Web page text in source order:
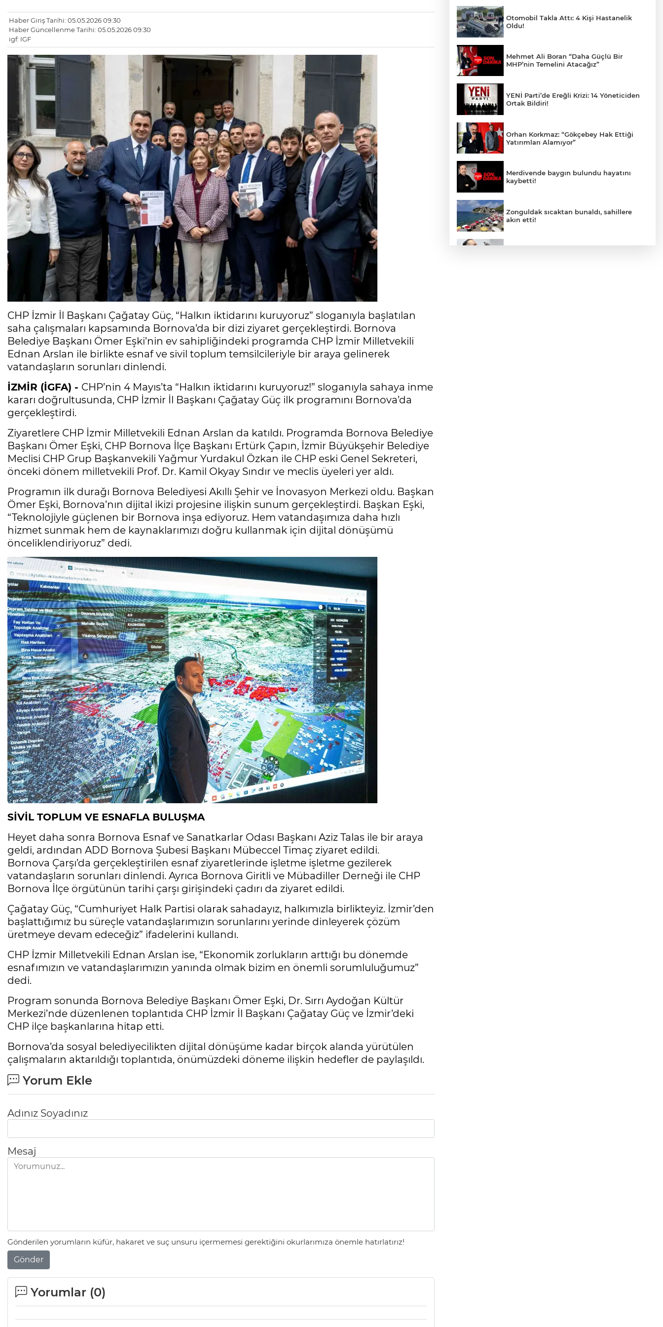
Haber Giriş Tarihi: 05.05.2026 09:30
Haber Güncellenme Tarihi: 05.05.2026 09:30
igf: IGF
CHP İzmir İl Başkanı Çağatay Güç, “Halkın iktidarını kuruyoruz” sloganıyla başlatılan
saha çalışmaları kapsamında Bornova’da bir dizi ziyaret gerçekleştirdi. Bornova
Belediye Başkanı Ömer Eşki’nin ev sahipliğindeki programda CHP İzmir Milletvekili
Ednan Arslan ile birlikte esnaf ve sivil toplum temsilcileriyle bir araya gelinerek
vatandaşların sorunları dinlendi.
İZMİR (İGFA) - CHP’nin 4 Mayıs’ta “Halkın iktidarını kuruyoruz!” sloganıyla sahaya inme
kararı doğrultusunda, CHP İzmir İl Başkanı Çağatay Güç ilk programını Bornova’da
gerçekleştirdi.
Ziyaretlere CHP İzmir Milletvekili Ednan Arslan da katıldı. Programda Bornova Belediye
Başkanı Ömer Eşki, CHP Bornova İlçe Başkanı Ertürk Çapın, İzmir Büyükşehir Belediye
Meclisi CHP Grup Başkanvekili Yağmur Yurdakul Özkan ile CHP eski Genel Sekreteri,
önceki dönem milletvekili Prof. Dr. Kamil Okyay Sındır ve meclis üyeleri yer aldı.
Programın ilk durağı Bornova Belediyesi Akıllı Şehir ve İnovasyon Merkezi oldu. Başkan
Ömer Eşki, Bornova’nın dijital ikizi projesine ilişkin sunum gerçekleştirdi. Başkan Eşki,
“Teknolojiyle güçlenen bir Bornova inşa ediyoruz. Hem vatandaşımıza daha hızlı
hizmet sunmak hem de kaynaklarımızı doğru kullanmak için dijital dönüşümü
önceliklendiriyoruz” dedi.
SİVİL TOPLUM VE ESNAFLA BULUŞMA
Heyet daha sonra Bornova Esnaf ve Sanatkarlar Odası Başkanı Aziz Talas ile bir araya
geldi, ardından ADD Bornova Şubesi Başkanı Mübeccel Timaç ziyaret edildi.
Bornova Çarşı’da gerçekleştirilen esnaf ziyaretlerinde işletme işletme gezilerek
vatandaşların sorunları dinlendi. Ayrıca Bornova Giritli ve Mübadiller Derneği ile CHP
Bornova İlçe örgütünün tarihi çarşı girişindeki çadırı da ziyaret edildi.
Çağatay Güç, “Cumhuriyet Halk Partisi olarak sahadayız, halkımızla birlikteyiz. İzmir’den
başlattığımız bu süreçle vatandaşlarımızın sorunlarını yerinde dinleyerek çözüm
üretmeye devam edeceğiz” ifadelerini kullandı.
CHP İzmir Milletvekili Ednan Arslan ise, “Ekonomik zorlukların arttığı bu dönemde
esnafımızın ve vatandaşlarımızın yanında olmak bizim en önemli sorumluluğumuz”
dedi.
Program sonunda Bornova Belediye Başkanı Ömer Eşki, Dr. Sırrı Aydoğan Kültür
Merkezi’nde düzenlenen toplantıda CHP İzmir İl Başkanı Çağatay Güç ve İzmir’deki
CHP ilçe başkanlarına hitap etti.
Bornova’da sosyal belediyecilikten dijital dönüşüme kadar birçok alanda yürütülen
çalışmaların aktarıldığı toplantıda, önümüzdeki döneme ilişkin hedefler de paylaşıldı.
Yorum Ekle
Adınız Soyadınız
Mesaj
Gönderilen yorumların küfür, hakaret ve suç unsuru içermemesi gerektiğini okurlarımıza önemle hatırlatırız!
Gönder
Yorumlar (0)
Otomobil Takla Attı: 4 Kişi Hastanelik
Oldu!
Mehmet Ali Boran “Daha Güçlü Bir
MHP’nin Temelini Atacağız”
YENİ Parti’de Ereğli Krizi: 14 Yöneticiden
Ortak Bildiri!
Orhan Korkmaz: “Gökçebey Hak Ettiği
Yatırımları Alamıyor”
Merdivende baygın bulundu hayatını
kaybetti!
Zonguldak sıcaktan bunaldı, sahillere
akın etti!